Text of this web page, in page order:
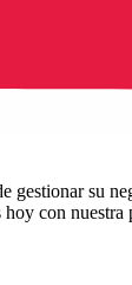
gestionar su
con